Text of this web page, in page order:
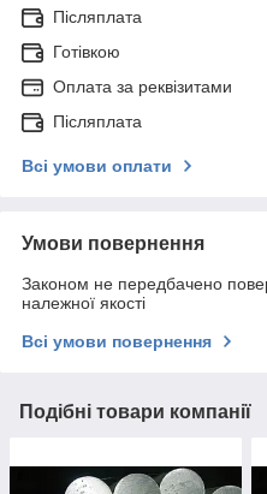
Післяплата
Готівкою
Оплата за реквізитами
Післяплата
Всі умови оплати
Умови повернення
Законом не передбачено
належної якості
Всі умови повернення
Подібні товари компанії